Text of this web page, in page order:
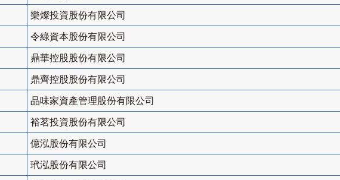
樂燦投資股份有限公司
令綠資本股份有限公司
鼎華控股股份有限公司
鼎齊控股股份有限公司
品味家資產管理股份有限公司
裕茗投資股份有限公司
億泓股份有限公司
玳泓股份有限公司